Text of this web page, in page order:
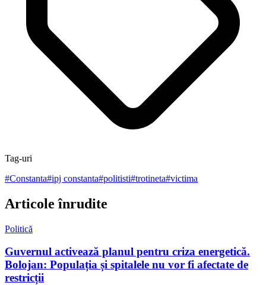
Tag-uri
#Constanta#ipj constanta#politisti#trotineta#victima
Articole înrudite
Politică
Guvernul activează planul pentru criza energetică.
Bolojan: Populația și spitalele nu vor fi afectate de
restricții